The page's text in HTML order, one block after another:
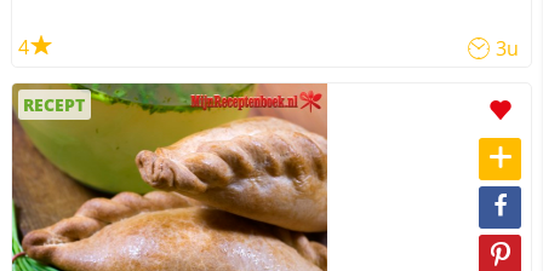
4 3u
RECEPT